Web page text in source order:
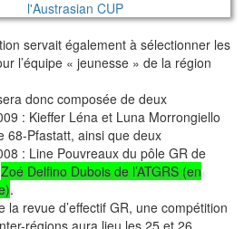
servait également à sélectionner les
l’équipe « jeunesse » de la région
donc composée de deux
: Kieffer Léna et Luna Morrongiello
68-Pfastatt, ainsi que deux
: Line Pouvreaux du pôle GR de
Zoé Delfino Dubois de l’ATGRS (en
.
la revue d’effectif GR, une compétition